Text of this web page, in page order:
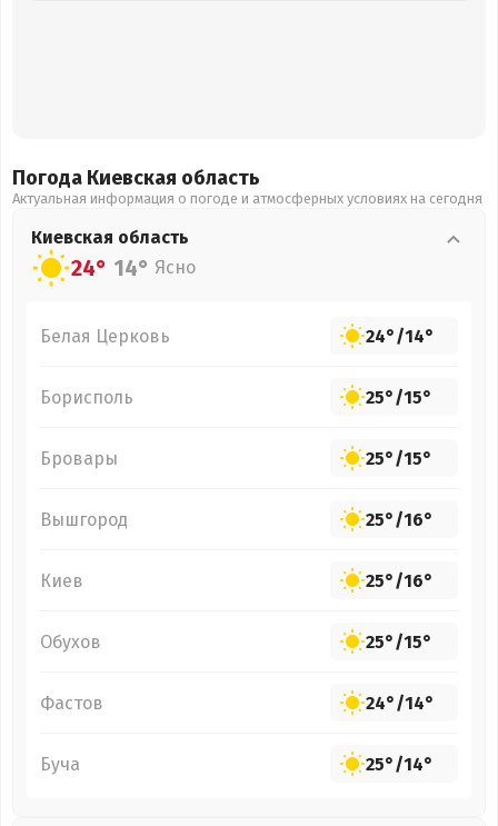
Погода Киевская область
Актуальная информация о погоде и атмосферных условиях на сегодня
Киевская область
24° 14° Ясно
Белая Церковь 24°/14°
Борисполь 25°/15°
Бровары 25°/15°
Вышгород 25°/16°
Киев 25°/16°
Обухов 25°/15°
Фастов 24°/14°
Буча 25°/14°